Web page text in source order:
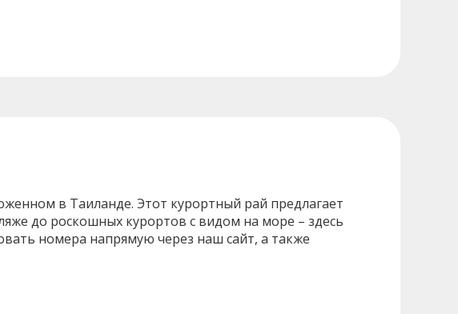
в Таиланде. Этот курортный рай предлагает
до роскошных курортов с видом на море – здесь
номера напрямую через наш сайт, а также